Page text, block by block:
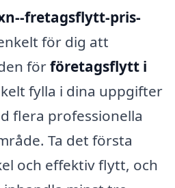
fretagsflytt-pris-
för dig att
förföretagsflytt i
fylla i dina uppgifter
flera professionella
Ta det första
och effektiv flytt, och